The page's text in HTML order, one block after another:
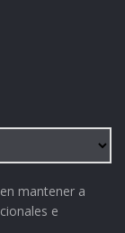
mantener a
e